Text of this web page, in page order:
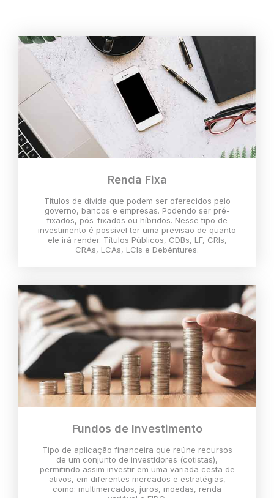
Renda Fixa
Títulos de dívida que podem ser oferecidos pelo
governo, bancos e empresas. Podendo ser pré-
fixados, pós-fixados ou híbridos. Nesse tipo de
investimento é possível ter uma previsão de quanto
ele irá render. Títulos Públicos, CDBs, LF, CRIs,
CRAs, LCAs, LCIs e Debêntures.
Fundos de Investimento
Tipo de aplicação financeira que reúne recursos
de um conjunto de investidores (cotistas),
permitindo assim investir em uma variada cesta de
ativos, em diferentes mercados e estratégias,
como: multimercados, juros, moedas, renda